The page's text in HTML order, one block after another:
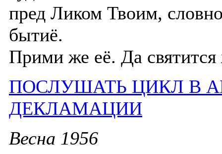
пред Ликом Твоим,
бытиё.
Прими же её. Да
ПОСЛУШАТЬ ЦИКЛ В
ДЕКЛАМАЦИИ
Весна 1956